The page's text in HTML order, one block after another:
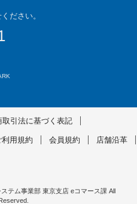
ださい。
取引法に基づく表記
利用規約 会員規約 店舗沿革
テム事業部 東京支店 eコマース課 All